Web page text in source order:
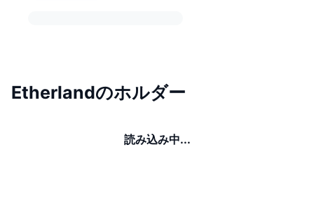
Etherlandのホルダー
読み込み中...